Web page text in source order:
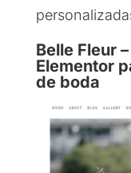
Belle Fleur
Elementor
de boda